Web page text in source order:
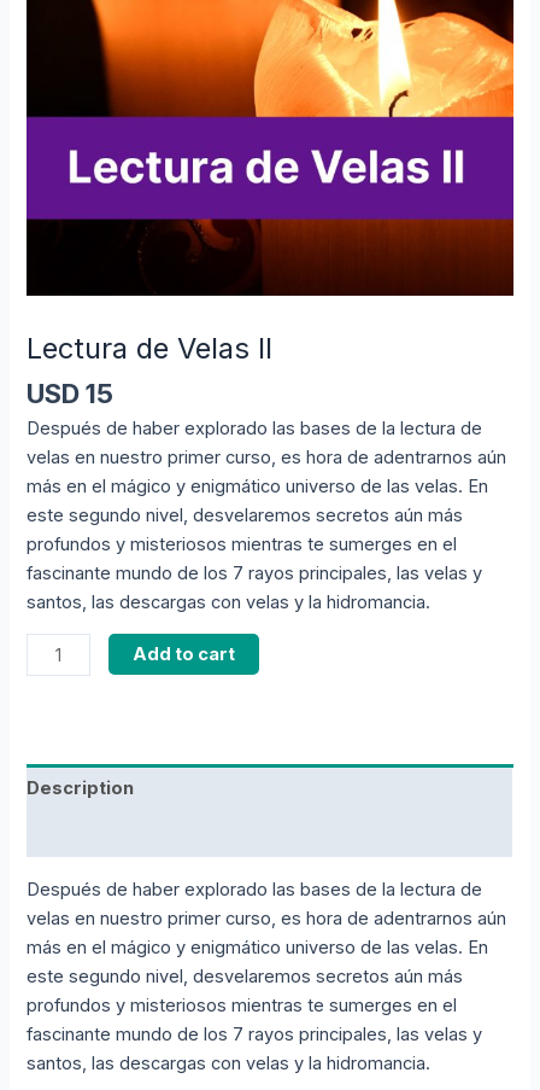
Lectura de Velas II
USD15
Después de haber explorado las bases de la lectura de
velas en nuestro primer curso, es hora de adentrarnos aún
más en el mágico y enigmático universo de las velas. En
este segundo nivel, desvelaremos secretos aún más
profundos y misteriosos mientras te sumerges en el
fascinante mundo de los 7 rayos principales, las velas y
santos, las descargas con velas y la hidromancia.
Add to cart
Description
Después de haber explorado las bases de la lectura de
velas en nuestro primer curso, es hora de adentrarnos aún
más en el mágico y enigmático universo de las velas. En
este segundo nivel, desvelaremos secretos aún más
profundos y misteriosos mientras te sumerges en el
fascinante mundo de los 7 rayos principales, las velas y
santos, las descargas con velas y la hidromancia.